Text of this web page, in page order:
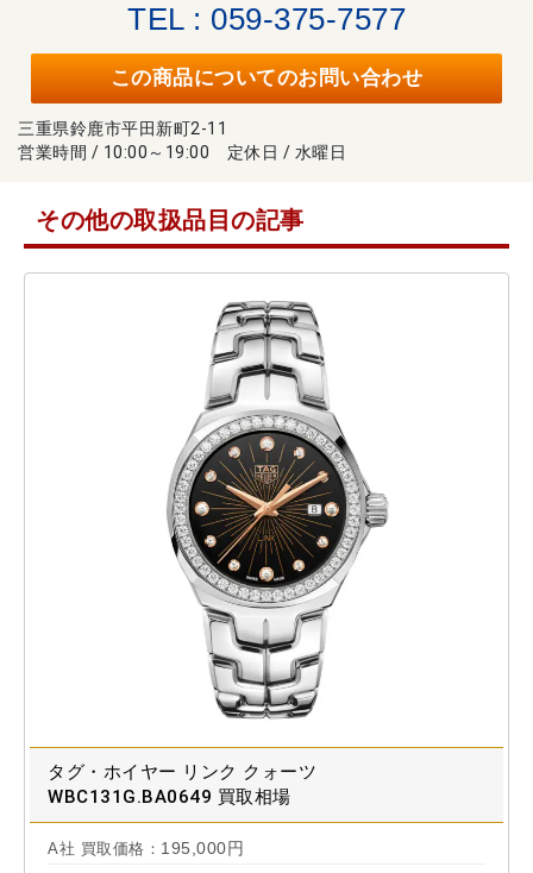
TEL : 059-375-7577
この商品についてのお問い合わせ
三重県鈴鹿市平田新町2-11
営業時間 / 10:00～19:00 定休日 / 水曜日
その他の取扱品目の記事
タグ・ホイヤー リンク クォーツ
WBC131G.BA0649 買取相場
A社 買取価格： 195,000円